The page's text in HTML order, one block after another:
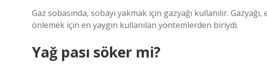
Gaz sobasında, sobayı yakmak için gazyağı kullanılır.
önlemek için en yaygın kullanılan yöntemlerden biriydi.
Yağ pası söker mi?